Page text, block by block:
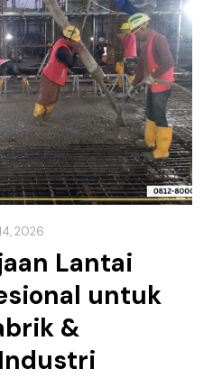
2026
Lantai
untuk
&